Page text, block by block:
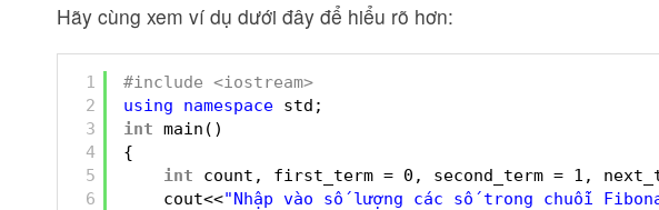
Hãy cùng xem ví dụ dưới đây để hiểu rõ hơn:
1
2
3
4
5
6
#include <iostream>
using
namespace std;
int main()
{
int
count, first_term = 0, second_term = 1,
cout<<"Nhập vào số lượng các số trong chuỗi